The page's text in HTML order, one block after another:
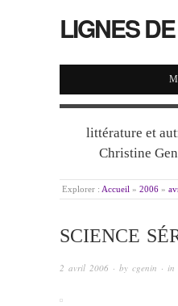
LIGNES
littérature et
Christine
Explorer : Accueil » 2006 »
SCIENCE
2 avril 2006 · by cgenin · in